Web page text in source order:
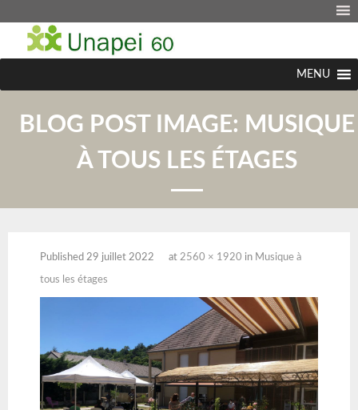
MENU
BLOG POST IMAGE: MUSIQUE
À TOUS LES ÉTAGES
Published 29 juillet 2022 at 2560 × 1920 in Musique à
tous les étages